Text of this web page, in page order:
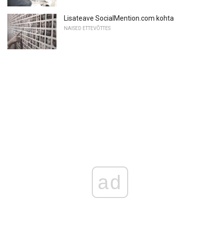
Lisateave SocialMention.com kohta
NAISED ETTEVÕTTES
ad